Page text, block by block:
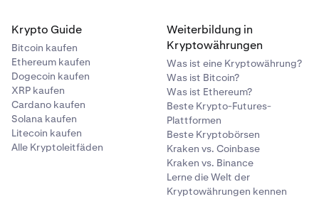
Krypto Guide
Bitcoin kaufen
Ethereum kaufen
Dogecoin kaufen
XRP kaufen
Cardano kaufen
Solana kaufen
Litecoin kaufen
Alle Kryptoleitfäden
Weiterbildung in
Kryptowährungen
Was ist eine Kryptowährung?
Was ist Bitcoin?
Was ist Ethereum?
Beste Krypto-Futures-
Plattformen
Beste Kryptobörsen
Kraken vs. Coinbase
Kraken vs. Binance
Lerne die Welt der
Kryptowährungen kennen